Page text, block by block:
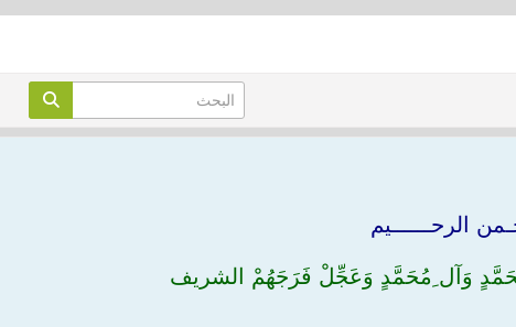
الرحــــــيم
وَآل ِمُحَمَّدٍ وَعَجِّلْ فَرَجَهُمْ الشريف